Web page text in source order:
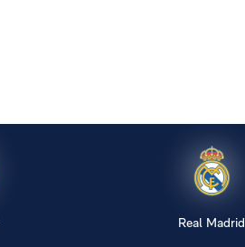
Real Madrid